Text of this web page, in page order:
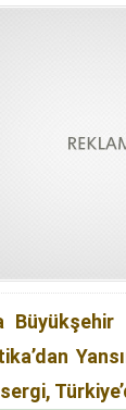
PTT ”En iyi
300 Yıl
Türk
Büyükşehir